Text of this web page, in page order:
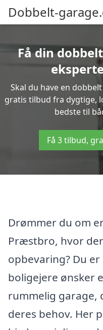
Dobbelt-
Få din
Skal du have en
gratis tilbud fra dygtige,
bedste til
Få 3 tilbud,
Drømmer du om
Præstbro, hvor
opbevaring? Du
boligejere ønsker
rummelig garage,
deres behov. Her